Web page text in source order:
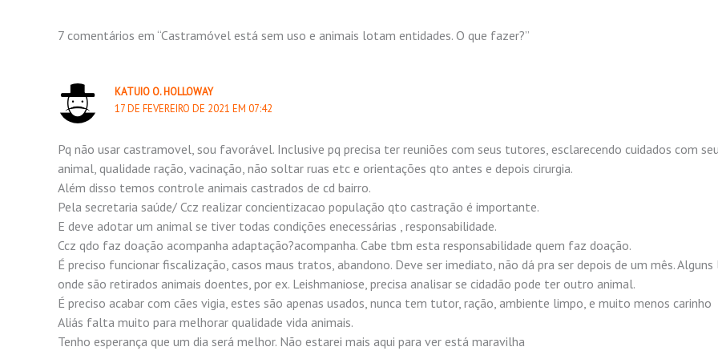
7 comentários em “Castramóvel está sem uso e animais lotam entidades. O que fazer?”
KATUIO O. HOLLOWAY
17 DE FEVEREIRO DE 2021 EM 07:42
Pq não usar castramovel, sou favorável. Inclusive pq precisa ter reuniões com seus tutores, esclarecendo cuidados com seu
animal, qualidade ração, vacinação, não soltar ruas etc e orientações qto antes e depois cirurgia.
Além disso temos controle animais castrados de cd bairro.
Pela secretaria saúde/ Ccz realizar concientizacao população qto castração é importante.
E deve adotar um animal se tiver todas condições enecessárias , responsabilidade.
Ccz qdo faz doação acompanha adaptação?acompanha. Cabe tbm esta responsabilidade quem faz doação.
É preciso funcionar fiscalização, casos maus tratos, abandono. Deve ser imediato, não dá pra ser depois de um mês. Alguns
onde são retirados animais doentes, por ex. Leishmaniose, precisa analisar se cidadão pode ter outro animal.
É preciso acabar com cães vigia, estes são apenas usados, nunca tem tutor, ração, ambiente limpo, e muito menos carinho
Aliás falta muito para melhorar qualidade vida animais.
Tenho esperança que um dia será melhor. Não estarei mais aqui para ver está maravilha